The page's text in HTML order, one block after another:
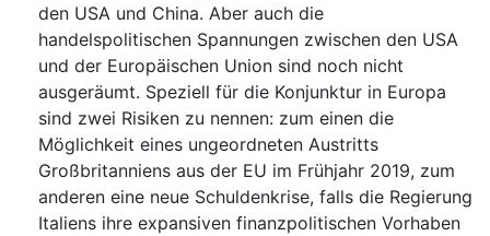
den USA und China. Aber auch die
handelspolitischen Spannungen zwischen den USA
und der Europäischen Union sind noch nicht
ausgeräumt. Speziell für die Konjunktur in Europa
sind zwei Risiken zu nennen: zum einen die
Möglichkeit eines ungeordneten Austritts
Großbritanniens aus der EU im Frühjahr 2019, zum
anderen eine neue Schuldenkrise, falls die Regierung
Italiens ihre expansiven finanzpolitischen Vorhaben